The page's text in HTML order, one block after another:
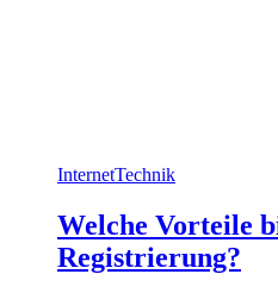
InternetTechnik
Welche Vorteile
Registrierung?